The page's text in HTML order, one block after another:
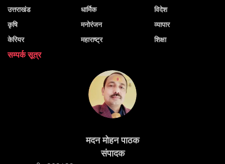
उत्तराखंड
कृषि
केरियर
धार्मिक
मनोरंजन
महाराष्ट्र
विदेश
व्यापार
शिक्षा
सम्पर्क सूत्र
मदन मोहन पाठक
संपादक